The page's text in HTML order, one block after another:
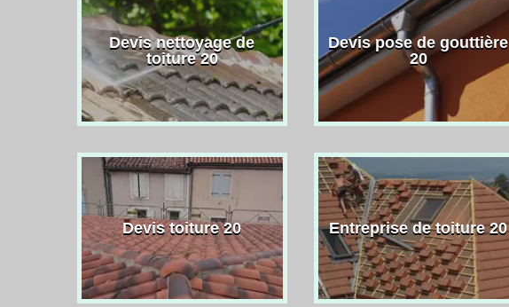
Devis nettoyage de
toiture 20
Devis pose de gouttière
20
Devis toiture 20 Entreprise de toiture 20